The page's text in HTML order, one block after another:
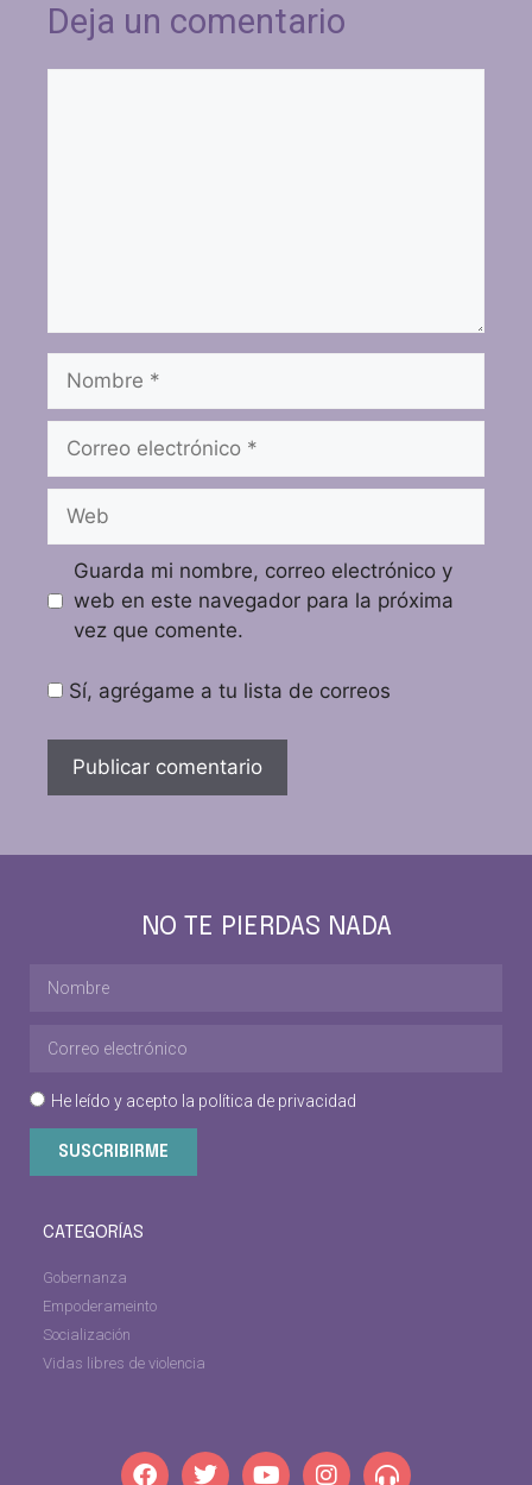
Deja un comentario
Guarda mi nombre, correo electrónico y
web en este navegador para la próxima
vez que comente.
Sí, agrégame a tu lista de correos
CATEGORÍAS
Gobernanza
Empoderameinto
Socialización
Vidas libres de violencia
NO TE PIERDAS NADA
He leído y acepto la política de privacidad
SUSCRIBIRME